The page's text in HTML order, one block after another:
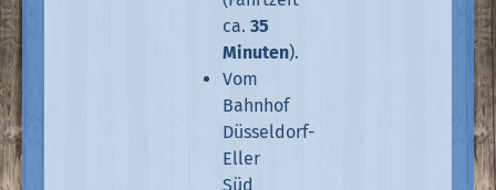
ca. 35
Minuten).
Vom
Bahnhof
Düsseldorf-
Eller
Süd